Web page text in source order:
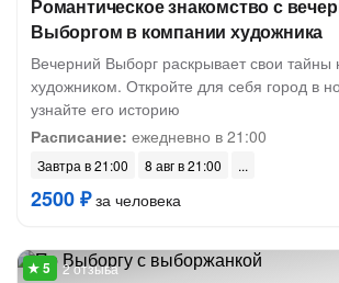
Романтическое знакомство с
Выборгом в компании художника
Вечерний Выборг раскрывает свои тайны
художником. Откройте для себя город в
узнайте его историю
Расписание: ежедневно в 21:00
Завтра в 21:00 8 авг в 21:00
2500 ₽за человека
2 отзыва